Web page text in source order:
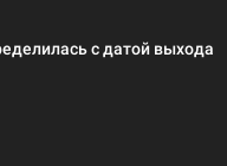
с датой выхода